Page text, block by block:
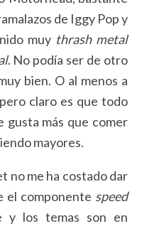
de Iggy Pop y
muy thrash metal
. No podía ser de otro
bien. O al menos a
claro es que todo
gusta más que comer
mayores.
no me ha costado dar
el componente speed
y los temas son en